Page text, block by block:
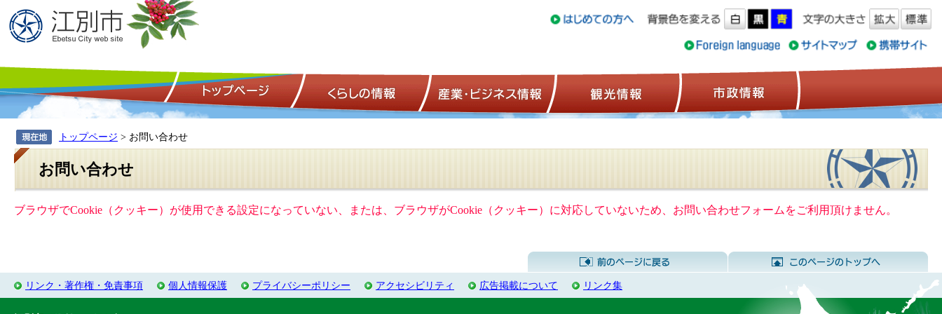
トップページ くらしの情報 産業・ビジネス情報 観光情報
トップページ > お問い合わせ
お問い合わせ
ブラウザでCookie（クッキー）が使用できる設定になっていない、または、ブラウザがCookie（クッキー）に対応していないため、お問い合わせフォームをご利用頂けません。
前のページに戻る
リンク・著作権・免責事項 個人情報保護 プライバシーポリシー アクセシビリティ 広告掲載について リンク集